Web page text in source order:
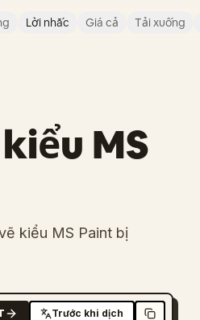
Lời nhắc Giá cả Tải xuống
MS
kiểu MS Paint bị
Trước khi dịch